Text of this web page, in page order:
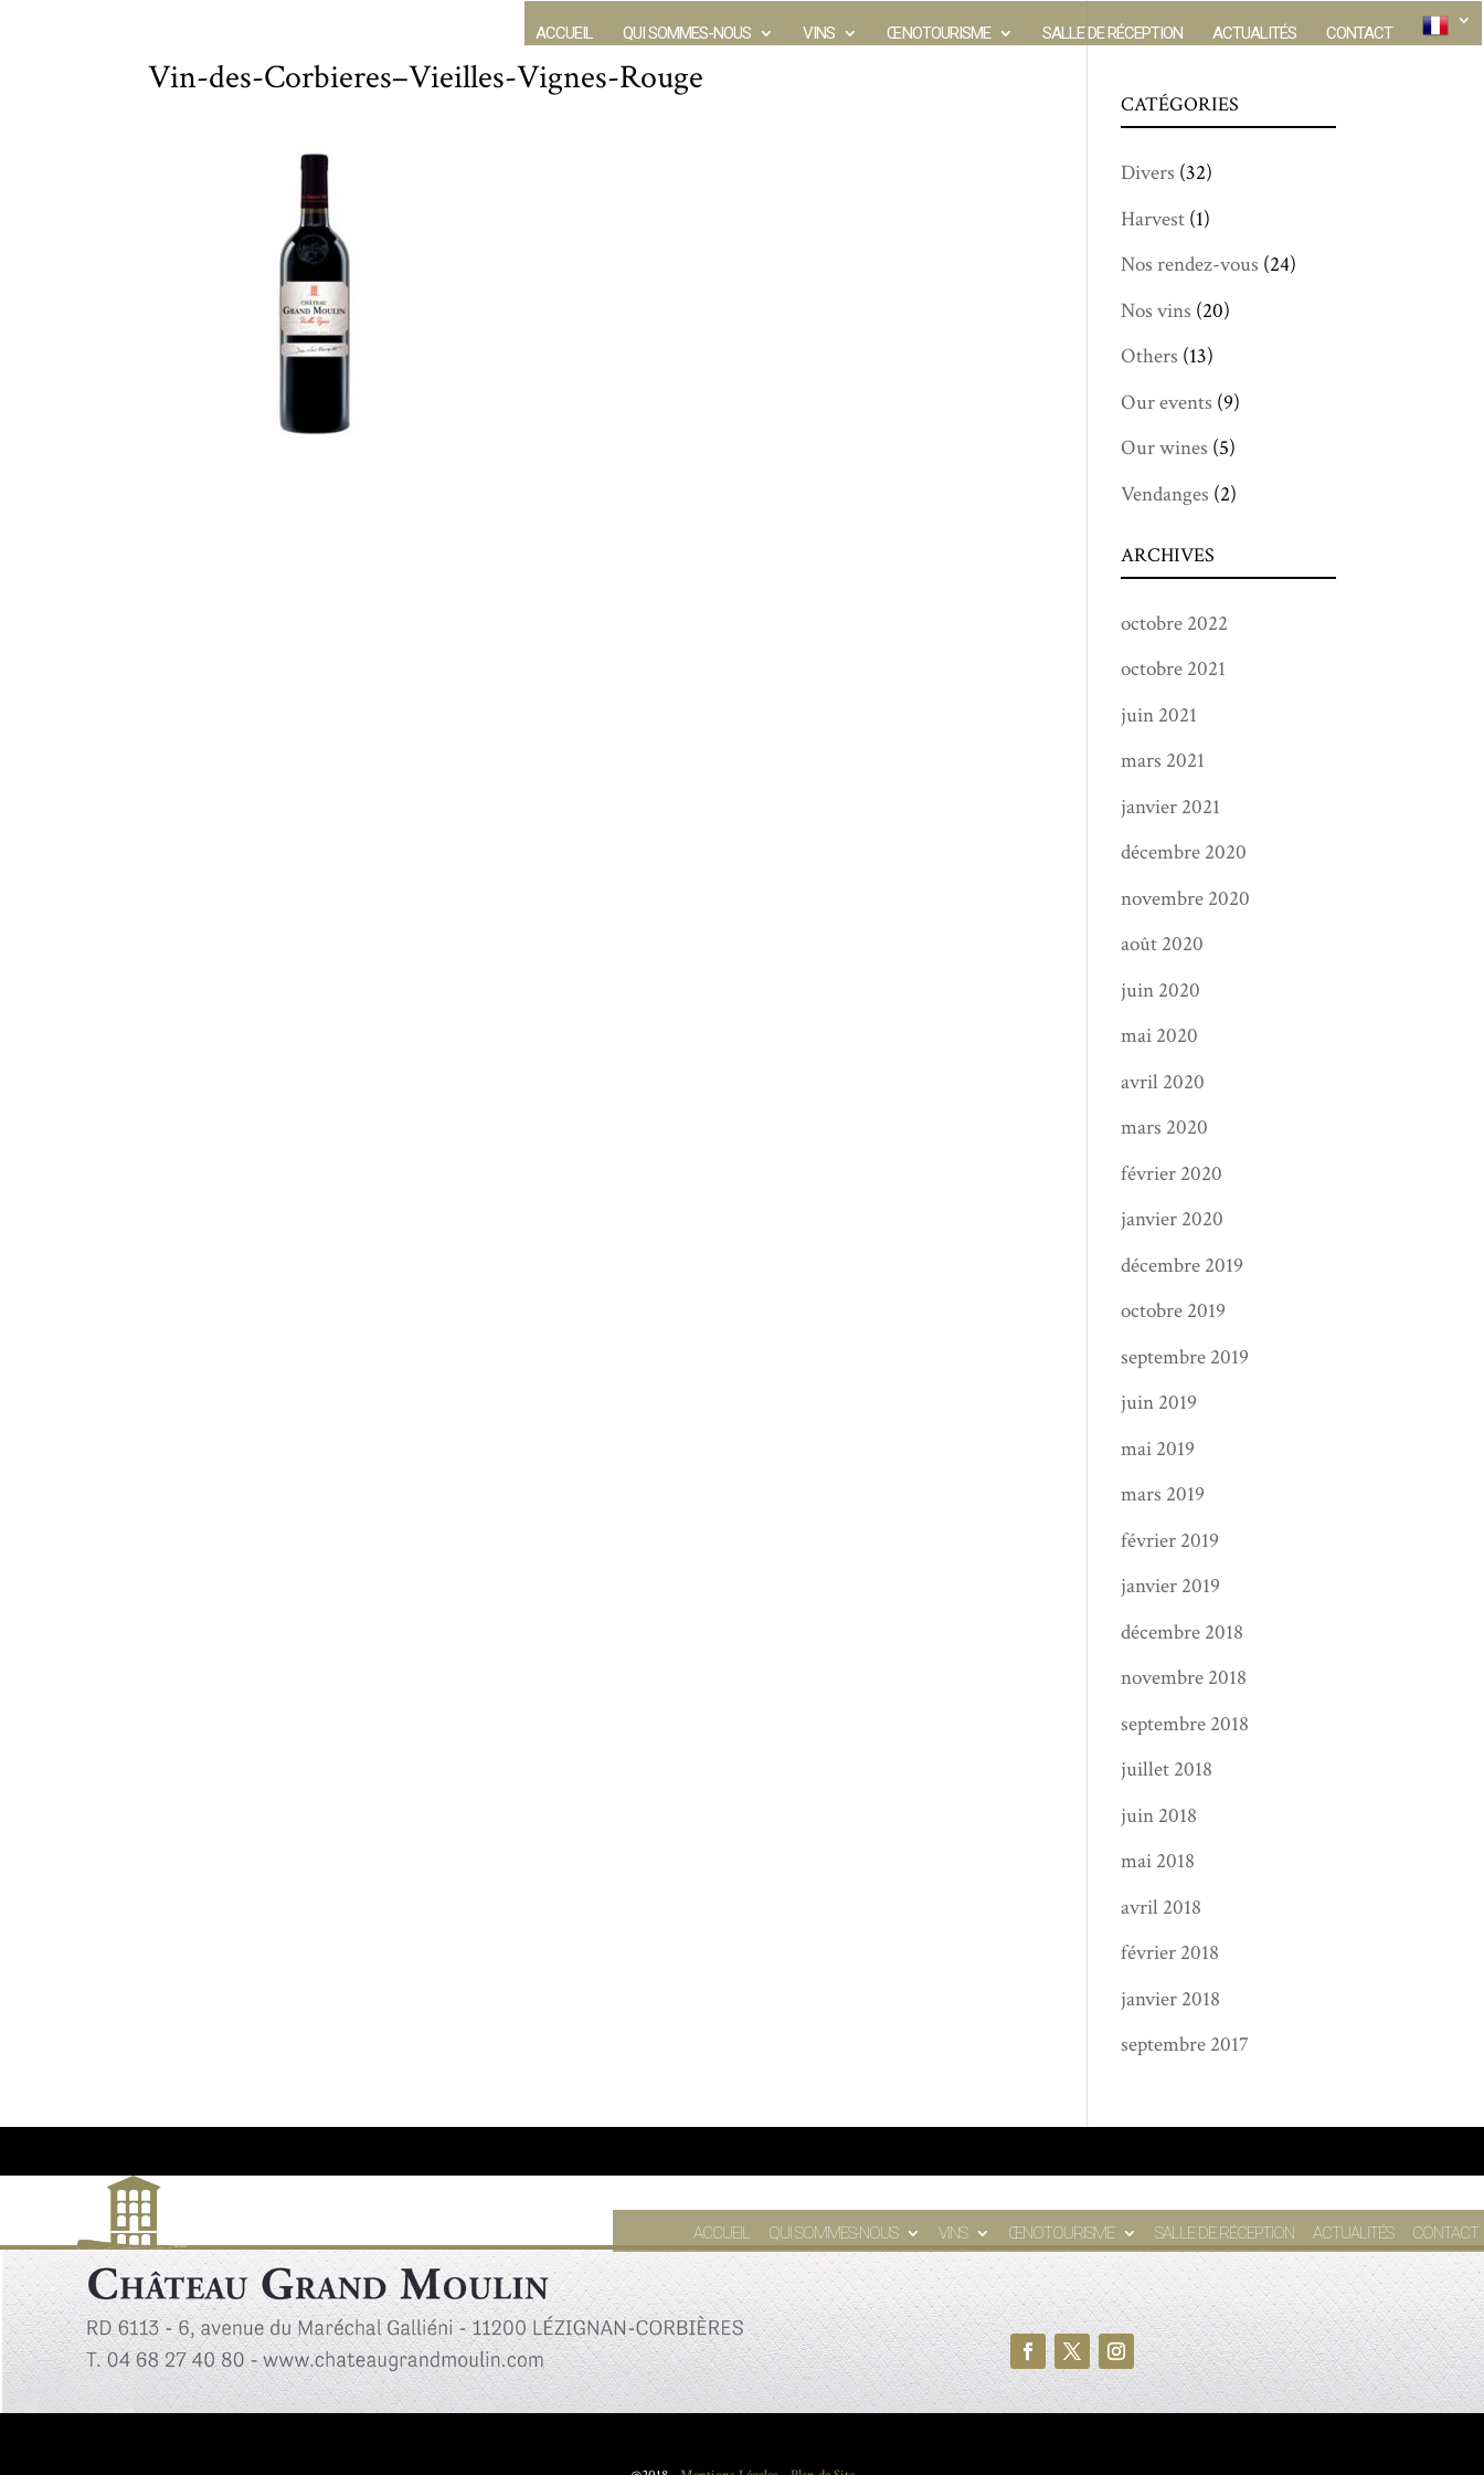
ACCUEIL QUI SOMMES-NOUS VINS ŒNOTOURISME SALLE DE RÉCEPTION ACTUALITÉS CONTACT
Vin-des-Corbieres–Vieilles-Vignes-Rouge
CATÉGORIES
Divers (32)
Harvest (1)
Nos rendez-vous (24)
Nos vins (20)
Others (13)
Our events (9)
Our wines (5)
Vendanges (2)
ARCHIVES
octobre 2022
octobre 2021
juin 2021
mars 2021
janvier 2021
décembre 2020
novembre 2020
août 2020
juin 2020
mai 2020
avril 2020
mars 2020
février 2020
janvier 2020
décembre 2019
octobre 2019
septembre 2019
juin 2019
mai 2019
mars 2019
février 2019
janvier 2019
décembre 2018
novembre 2018
septembre 2018
juillet 2018
juin 2018
mai 2018
avril 2018
février 2018
janvier 2018
septembre 2017
ACCUEIL QUI SOMMES-NOUS VINS ŒNOTOURISME SALLE DE RÉCEPTION ACTUALITÉS CONTACT